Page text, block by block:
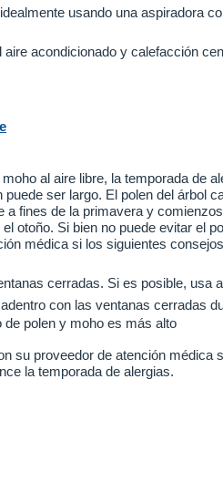
usando una aspiradora
aire acondicionado y calefacción
al aire libre, la temporada de
puede ser largo. El polen del árbol
a fines de la primavera y
otoño. Si bien no puede evitar el
médica si los siguientes
cerradas. Si es posible, usa
con las ventanas cerradas
de polen y moho es más alto
su proveedor de atención médica
la temporada de alergias.